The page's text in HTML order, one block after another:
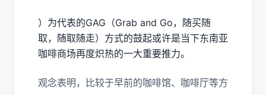
）为代表的GAG（Grab and Go，随买随
取，随取随走）方式的鼓起或许是当下东南亚
咖啡商场再度炽热的一大重要推力。
观念表明，比较于早前的咖啡馆、咖啡厅等方